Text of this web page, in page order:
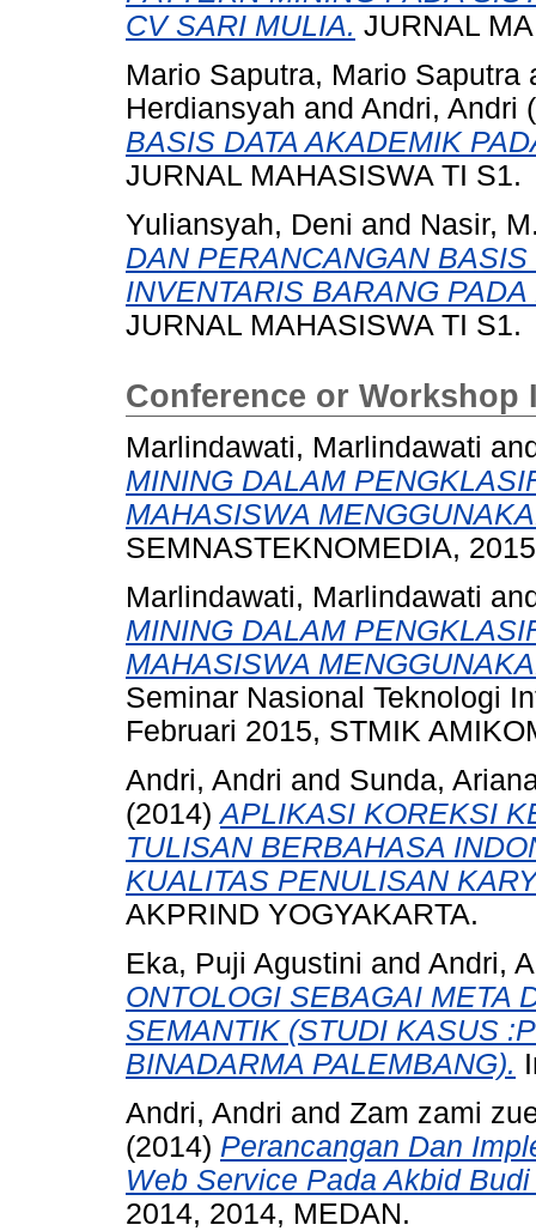
CV SARI MULIA. JURNAL
Mario Saputra, Mario Saputra
Herdiansyah and Andri, Andri
BASIS DATA AKADEMIK
JURNAL MAHASISWA TI S1.
Yuliansyah, Deni and Nasir,
DAN PERANCANGAN
INVENTARIS BARANG
JURNAL MAHASISWA TI S1.
Conference or Workshop
Marlindawati, Marlindawati
MINING DALAM
MAHASISWA
SEMNASTEKNOMEDIA,
Marlindawati, Marlindawati
MINING DALAM
MAHASISWA
Seminar Nasional Teknologi
Februari 2015, STMIK
Andri, Andri and Sunda,
(2014)APLIKASI KOREKSI
TULISAN BERBAHASA
KUALITAS PENULISAN
AKPRIND YOGYAKARTA.
Eka, Puji Agustini and Andri,
ONTOLOGI SEBAGAI META
SEMANTIK (STUDI KASUS
BINADARMA PALEMBANG).
Andri, Andri and Zam zami
(2014) Perancangan Dan
Web Service Pada Akbid
2014, 2014, MEDAN.